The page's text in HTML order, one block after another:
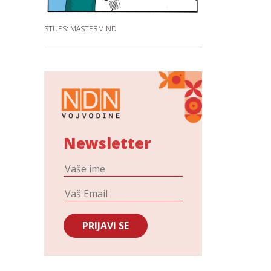
STUPS: MASTERMIND
Newsletter